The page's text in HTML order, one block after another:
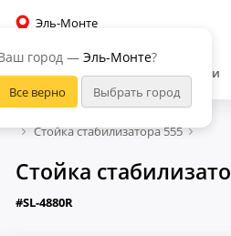
Эль-Монте
город — Эль-Монте?
Автозапчасти
Стойка стабилизатора 555
Стойка
#SL-4880R